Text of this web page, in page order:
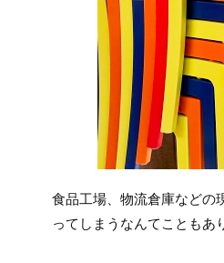
食品工場、物流倉庫などの
ってしまうなんてこともあ